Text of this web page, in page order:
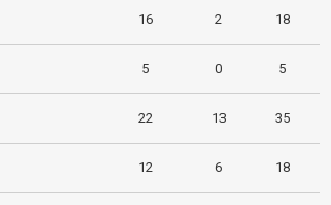
16 2 18
5 0 5
22 13 35
12 6 18